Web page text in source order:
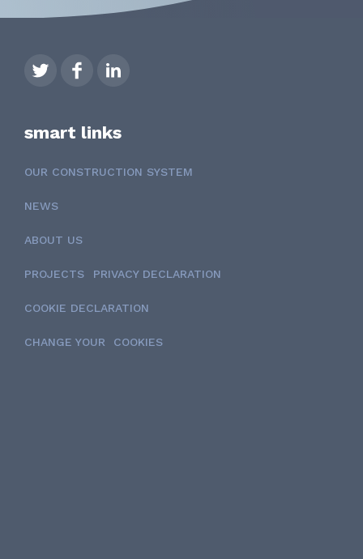
smart links
OUR CONSTRUCTION SYSTEM
NEWS
ABOUT US
PROJECTS PRIVACY DECLARATION
COOKIE DECLARATION
CHANGE YOUR COOKIES